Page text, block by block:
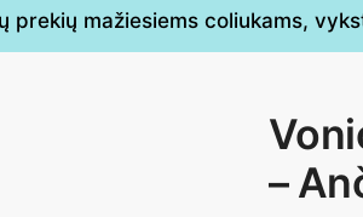
prekių mažiesiems coliukams,
–